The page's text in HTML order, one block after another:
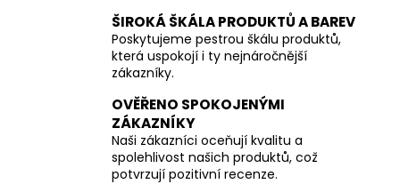
ŠIROKÁ ŠKÁLA PRODUKTŮ A BAREV
Poskytujeme pestrou škálu produktů,
která uspokojí i ty nejnáročnější
zákazníky.
OVĚŘENO SPOKOJENÝMI
ZÁKAZNÍKY
Naši zákazníci oceňují kvalitu a
spolehlivost našich produktů, což
potvrzují pozitivní recenze.